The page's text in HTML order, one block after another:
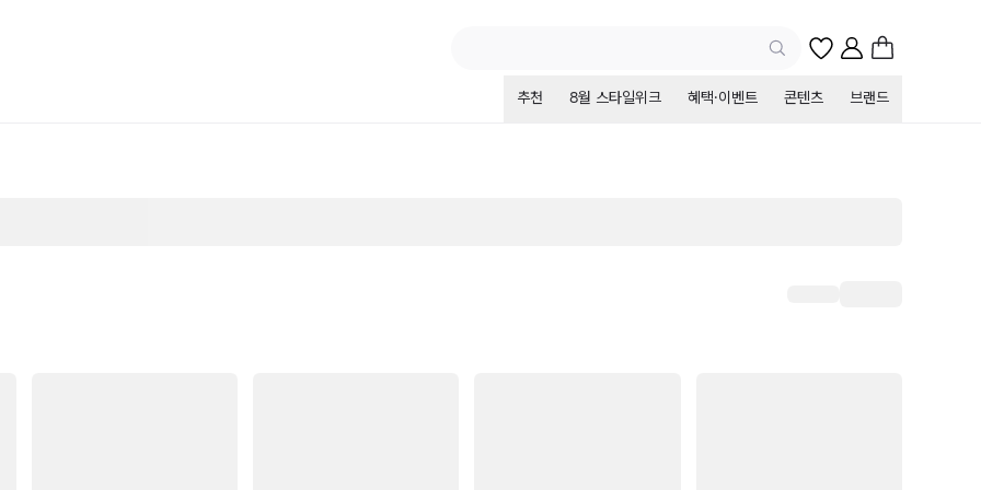
추천 8월 스타일위크 혜택·이벤트 콘텐츠 브랜드